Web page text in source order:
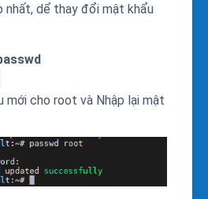
nhất, dể thay đổi mật khẩu
mới cho root và Nhập lại mật